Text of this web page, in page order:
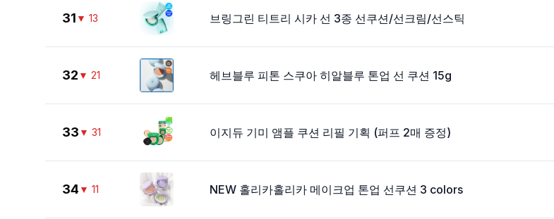
31 ▼ 13 브링그린 티트리 시카 선 3종 선쿠션/선크림/선스틱
32 ▼ 21 헤브블루 피톤 스쿠아 히알블루 톤업 선 쿠션 15g
33 ▼ 31 이지듀 기미 앰플 쿠션 리필 기획 (퍼프 2매 증정)
34 ▼ 11 NEW 홀리카홀리카 메이크업 톤업 선쿠션 3 colors